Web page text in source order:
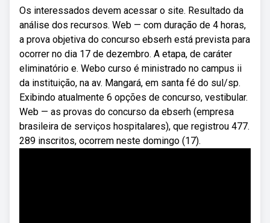
Os interessados devem acessar o site. Resultado da
análise dos recursos. Web — com duração de 4 horas,
a prova objetiva do concurso ebserh está prevista para
ocorrer no dia 17 de dezembro. A etapa, de caráter
eliminatório e. Webo curso é ministrado no campus ii
da instituição, na av. Mangará, em santa fé do sul/sp.
Exibindo atualmente 6 opções de concurso, vestibular.
Web — as provas do concurso da ebserh (empresa
brasileira de serviços hospitalares), que registrou 477.
289 inscritos, ocorrem neste domingo (17).